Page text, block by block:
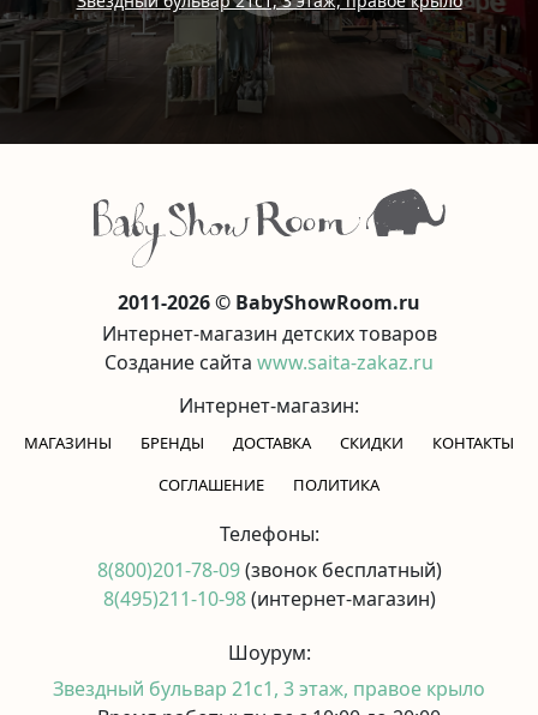
2011-2026 © BabyShowRoom.ru
Интернет-магазин детских товаров
Создание сайта www.saita-zakaz.ru
Интернет-магазин:
МАГАЗИНЫ БРЕНДЫ ДОСТАВКА СКИДКИ
КОНТАКТЫ
CОГЛАШЕНИЕ
ПОЛИТИКА
Телефоны:
8(800)201-78-09(звонок бесплатный)
8(495)211-10-98(интернет-магазин)
Шоурум:
Звездный бульвар 21с1, 3 этаж, правое крыло